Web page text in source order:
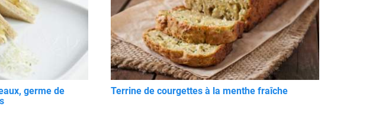
germe de
Terrine de courgettes à la menthe fraîche